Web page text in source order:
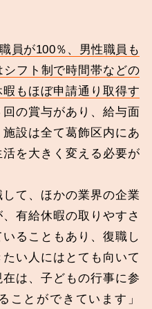
員が100％、男性職員も
フト制で時間帯などの
もほぼ申請通り取得す
回の賞与があり、給与面
設は全て葛飾区内にあ
を大きく変える必要が
て、ほかの業界の企業
有給休暇の取りやすさ
ることもあり、復職し
い人にはとても向いて
は、子どもの行事に参
ことができています」